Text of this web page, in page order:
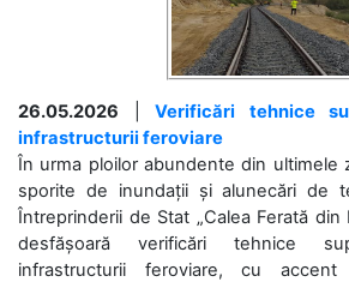
26.05.2026 |Verificări tehnice
infrastructurii feroviare
În urma ploilor abundente din ultimele
sporite de inundații și alunecări de
Întreprinderii de Stat „Calea Ferată din
desfășoară verificări tehnice
infrastructurii feroviare, cu